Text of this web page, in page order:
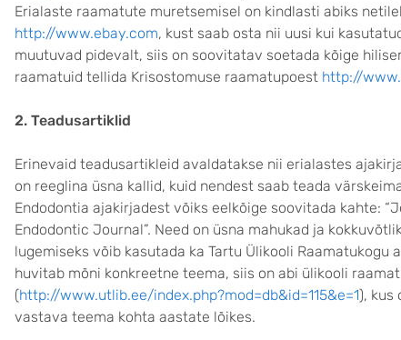
Erialaste raamatute muretsemisel on kindlasti abiks
http://www.ebay.com, kust saab osta nii uusi kui
muutuvad pidevalt, siis on soovitatav soetada kõige
raamatuid tellida Krisostomuse raamatupoest http://
2. Teadusartiklid
Erinevaid teadusartikleid avaldatakse nii erialastes
on reeglina üsna kallid, kuid nendest saab teada
Endodontia ajakirjadest võiks eelkõige soovitada kahte:
Endodontic Journal”. Need on üsna mahukad ja
lugemiseks võib kasutada ka Tartu Ülikooli Raamatukogu
huvitab mõni konkreetne teema, siis on abi ülikooli
(http://www.utlib.ee/index.php?mod=db&id=115&e=1), kus
vastava teema kohta aastate lõikes.